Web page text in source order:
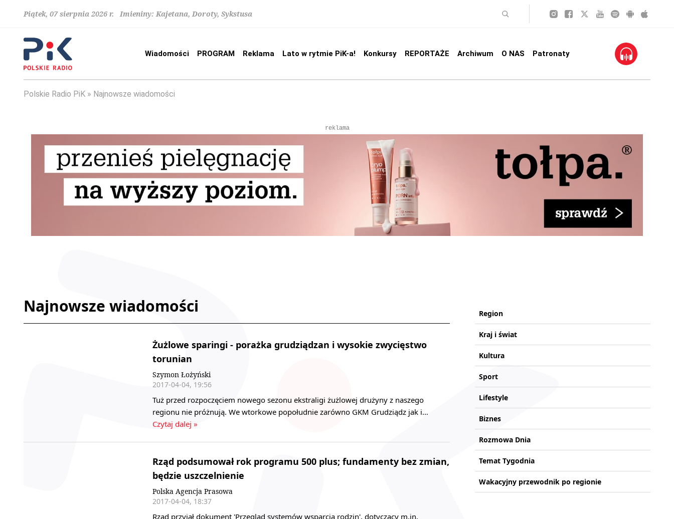
Piątek, 07 sierpnia 2026 r. Imieniny: Kajetana, Doroty, Sykstusa
Wiadomości PROGRAM Reklama Lato w rytmie PiK-a! Konkursy REPORTAŻE Archiwum O NAS Patronaty
Polskie Radio PiK Najnowsze wiadomości
reklama
Najnowsze wiadomości
Żużlowe sparingi - porażka grudziądzan i wysokie zwycięstwo
torunian
Szymon Łożyński
2017-04-04, 19:56
Tuż przed rozpoczęciem nowego sezonu ekstraligi żużlowej drużyny z naszego
regionu nie próżnują. We wtorkowe popołudnie zarówno GKM Grudziądz jak i…
Czytaj dalej »
Rząd podsumował rok programu 500 plus; fundamenty bez zmian,
będzie uszczelnienie
Polska Agencja Prasowa
2017-04-04, 18:37
Rząd przyjął dokument 'Przegląd systemów wsparcia rodzin', dotyczący m.in.
Region
Kraj i świat
Kultura
Sport
Lifestyle
Biznes
Rozmowa Dnia
Temat Tygodnia
Wakacyjny przewodnik po regionie